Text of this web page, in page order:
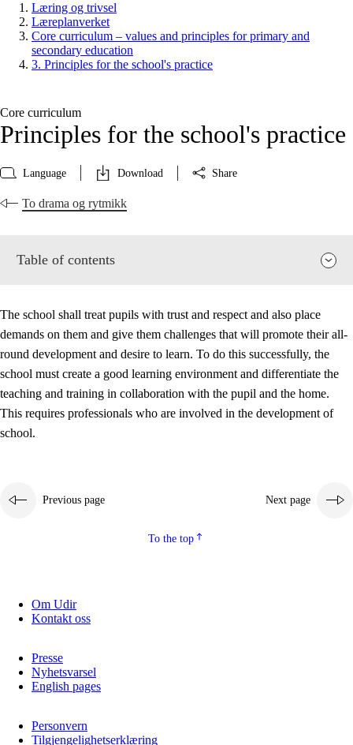
Læring og trivsel
Læreplanverket
Core curriculum – values and principles for primary and
secondary education
3. Principles for the school's practice
Core curriculum
Principles for the school's practice
Language Download Share
To drama og rytmikk
Table of contents
3.2 Teaching and differentiated instruction
3.3 Cooperation between home and school
3.4
On-the-job training in a training establishment and
3.5 Professional environment and school development
The school shall treat pupils with trust and respect and also place
demands on them and give them challenges that will promote their all-
round development and desire to learn. To do this successfully, the
school must create a good learning environment and differentiate the
teaching and training in collaboration with the pupil and the home.
This requires professionals who are involved in the development of
school.
Previous page Next page
To the top
Om Udir
Kontakt oss
Presse
Nyhetsvarsel
English pages
Personvern
Tilgjengelighetserklæring